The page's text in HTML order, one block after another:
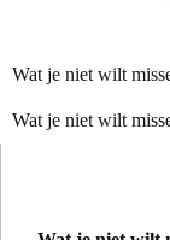
Wat je niet wilt
Wat je niet wilt